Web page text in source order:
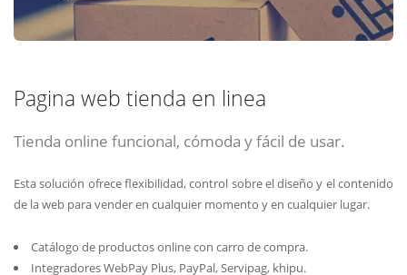
Pagina web tienda en linea
Tienda online funcional, cómoda y fácil de usar.
Esta solución ofrece flexibilidad, control sobre el diseño y el contenido
de la web para vender en cualquier momento y en cualquier lugar.
Catálogo de productos online con carro de compra.
Integradores WebPay Plus, PayPal, Servipag, khipu.